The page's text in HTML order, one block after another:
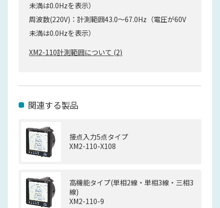
未満は0.0Hzを表示）
周波数(220V)：計測範囲43.0～67.0Hz（電圧が60V
未満は0.0Hzを表示）
XM2-110計測範囲について (2)
関連する製品
接点入力5点タイプ
XM2-110-X108
高機能タイプ(単相2線・単相3線・三相3
線)
XM2-110-9